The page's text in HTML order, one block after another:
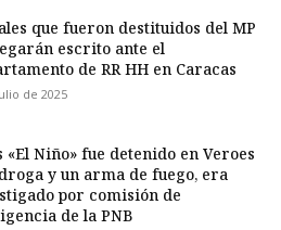
que fueron destituidos del MP
escrito ante el
de RR HH en Caracas
de 2025
«El Niño» fue detenido en Veroes
y un arma de fuego, era
por comisión de
de la PNB